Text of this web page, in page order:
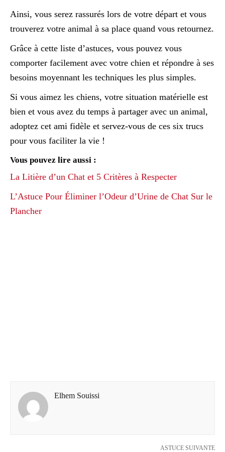
Ainsi, vous serez rassurés lors de votre départ et vous
trouverez votre animal à sa place quand vous retournez.
Grâce à cette liste d’astuces, vous pouvez vous
comporter facilement avec votre chien et répondre à ses
besoins moyennant les techniques les plus simples.
Si vous aimez les chiens, votre situation matérielle est
bien et vous avez du temps à partager avec un animal,
adoptez cet ami fidèle et servez-vous de ces six trucs
pour vous faciliter la vie !
Vous pouvez lire aussi :
La Litière d’un Chat et 5 Critères à Respecter
L’Astuce Pour Éliminer l’Odeur d’Urine de Chat Sur le
Plancher
Elhem Souissi
ASTUCE SUIVANTE